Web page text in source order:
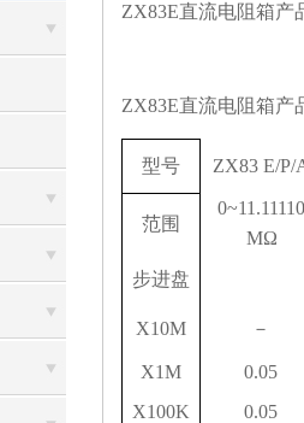
ZX83E直流电阻箱产
ZX83E直流电阻箱产
型号 ZX83 E/P/
范围
0~11.11110
MΩ
步进盘
X10M －
X1M
0.05
X100K
0.05